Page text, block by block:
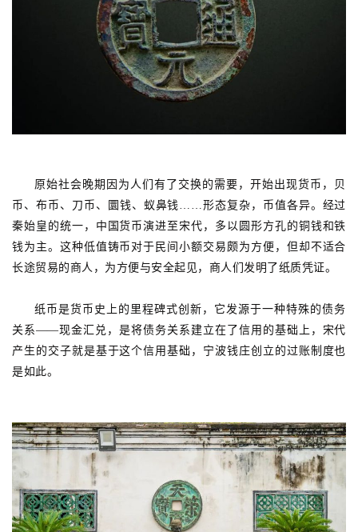
原始社会晚期因为人们有了交换的需要，开始出现货币，贝
币、布币、刀币、圜钱、蚁鼻钱……形态复杂，币值各异。经过
秦始皇的统一，中国货币演进至宋代，多以圆形方孔的铜钱和铁
钱为主。这种低值铸币对于民间小额交易颇为方便，但却不适合
长途贸易的商人，为方便与安全起见，商人们发明了纸质凭证。
纸币是货币史上的里程碑式创新，它发源于一种特殊的债务
关系——现金汇兑，是将债务关系建立在了信用的基础上，宋代
产生的交子就是基于这个信用基础，宁波钱庄创立的过账制度也
是如此。